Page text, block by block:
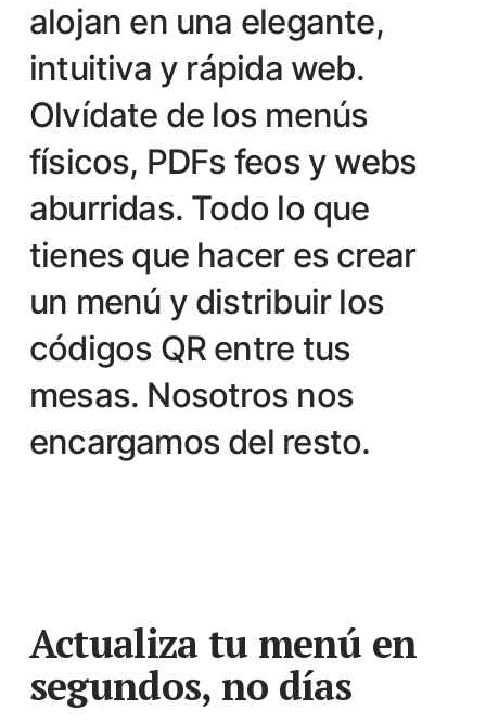
alojan en una elegante,
intuitiva y rápida web.
Olvídate de los menús
físicos, PDFs feos y webs
aburridas. Todo lo que
tienes que hacer es crear
un menú y distribuir los
códigos QR entre tus
mesas. Nosotros nos
encargamos del resto.
Actualiza tu menú en
segundos, no días